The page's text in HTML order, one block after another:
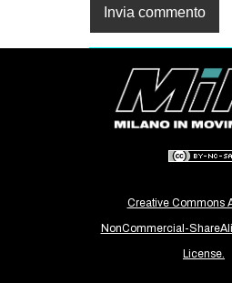
Creative Commons
NonCommercial-
License.